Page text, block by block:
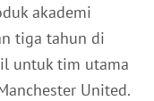
akademi
tiga tahun di
untuk tim utama
United.